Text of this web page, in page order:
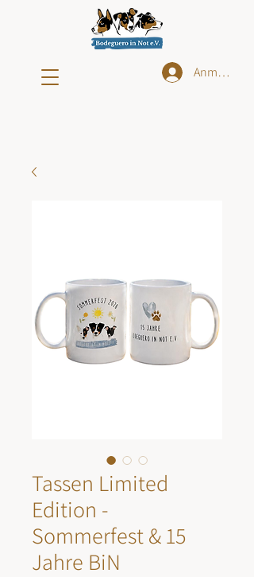
Anmelden
Tassen Limited
Edition -
Sommerfest & 15
Jahre BiN